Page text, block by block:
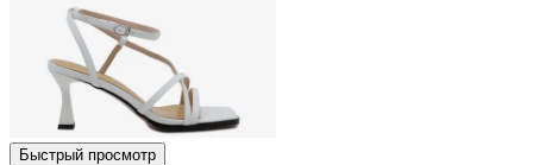
Быстрый просмотр